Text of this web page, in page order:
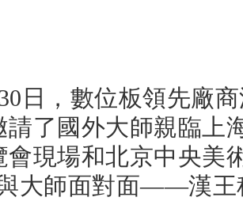
日，數位板領先廠
請了國外大師親臨上
會現場和北京中央美
大師面對面――漢王